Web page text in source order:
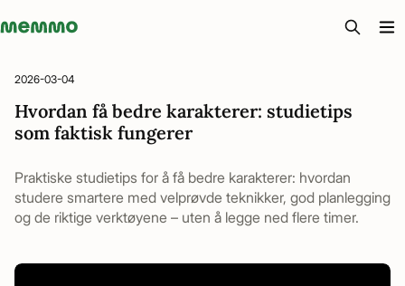
Memmo - AI-verktyg och digital kurslitteratur
2026-03-04
Hvordan få bedre karakterer: studietips
som faktisk fungerer
Praktiske studietips for å få bedre karakterer: hvordan
studere smartere med velprøvde teknikker, god planlegging
og de riktige verktøyene – uten å legge ned flere timer.